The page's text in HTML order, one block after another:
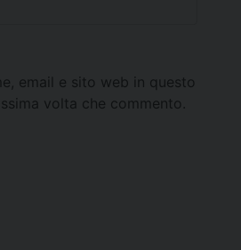
email e sito web in questo
volta che commento.